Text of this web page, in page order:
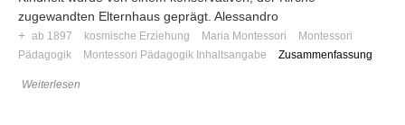
zugewandten Elternhaus geprägt. Alessandro
+ ab 1897 kosmische Erziehung Maria Montessori
Montessori
Pädagogik
Montessori Pädagogik Inhaltsangabe Zusammenfassung
Weiterlesen